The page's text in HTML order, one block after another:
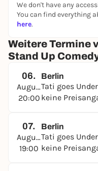
versuchen wir
weiblichen
Szene ausmachen,
ermöglichen.
Genug geschwärmt.
selbst! 🛫
Schnapp dir deine
vorbei.😻
Hoffentlich bis bald!
We don't have any
You can find everything
here.
Weitere Termine
Stand Up
06.
August
20:00
Berlin
Tati goes
keine
07.
August
19:00
Berlin
Tati goes
keine